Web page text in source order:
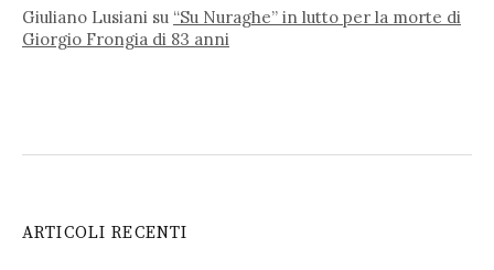
Giuliano Lusiani su “Su Nuraghe” in lutto per la morte di
Giorgio Frongia di 83 anni
ARTICOLI RECENTI